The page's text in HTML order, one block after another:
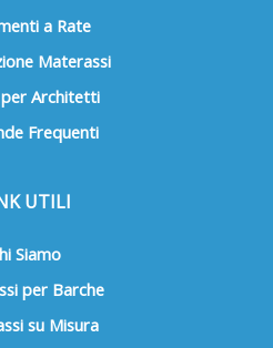
a Rate
Materassi
per Architetti
Frequenti
UTILI
Siamo
per Barche
su Misura